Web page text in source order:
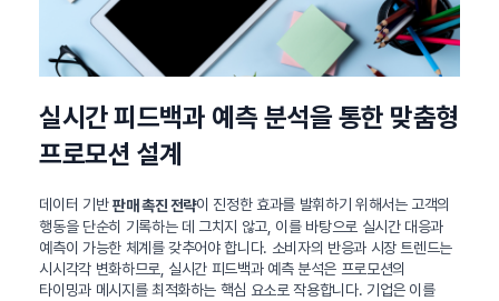
실시간 피드백과 예측 분석을 통한 맞춤형
프로모션 설계
데이터 기반판매 촉진 전략이 진정한 효과를 발휘하기 위해서는 고객의
행동을 단순히 기록하는 데 그치지 않고, 이를 바탕으로 실시간 대응과
예측이 가능한 체계를 갖추어야 합니다. 소비자의 반응과 시장 트렌드는
시시각각 변화하므로, 실시간 피드백과 예측 분석은 프로모션의
타이밍과 메시지를 최적화하는 핵심 요소로 작용합니다. 기업은 이를